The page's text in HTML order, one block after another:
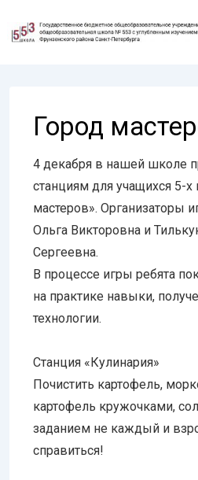
Перейти
Город
4 декабря в нашей школе
станциям для учащихся 5-х
мастеров». Организаторы
Ольга Викторовна и
Сергеевна.
В процессе игры ребята
на практике навыки,
технологии.
Станция «Кулинария»
Почистить картофель,
картофель кружочками,
заданием не каждый и
справиться!